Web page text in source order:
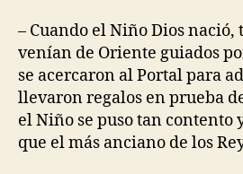
– Cuando el Niño Dios nació,
venían de Oriente guiados
se acercaron al Portal para
llevaron regalos en prueba
el Niño se puso tan contento
que el más anciano de los